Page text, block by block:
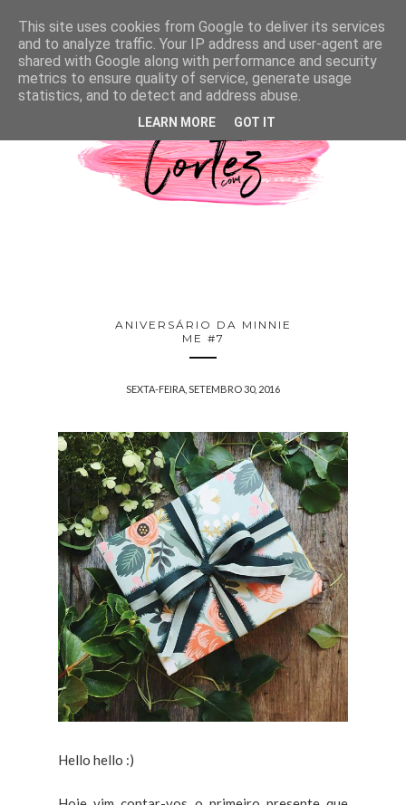
ANIVERSÁRIO DA MINNIE
ME #7
SEXTA-FEIRA, SETEMBRO 30, 2016
Hello hello :)
This site uses cookies from Google to deliver its services
and to analyze traffic. Your IP address and user-agent are
shared with Google along with performance and security
metrics to ensure quality of service, generate usage
statistics, and to detect and address abuse.
LEARN MORE GOT IT